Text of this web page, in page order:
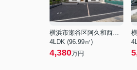
横浜市瀬谷区阿久和西４丁目
4LDK (96.99㎡)
4,380万円